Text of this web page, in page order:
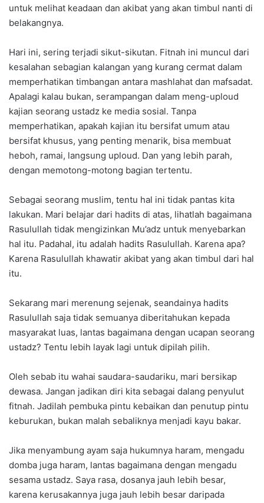
untuk melihat keadaan dan akibat yang akan timbul nanti di
belakangnya.
Hari ini, sering terjadi sikut-sikutan. Fitnah ini muncul dari
kesalahan sebagian kalangan yang kurang cermat dalam
memperhatikan timbangan antara mashlahat dan mafsadat.
Apalagi kalau bukan, serampangan dalam meng-uploud
kajian seorang ustadz ke media sosial. Tanpa
memperhatikan, apakah kajian itu bersifat umum atau
bersifat khusus, yang penting menarik, bisa membuat
heboh, ramai, langsung uploud. Dan yang lebih parah,
dengan memotong-motong bagian tertentu.
Sebagai seorang muslim, tentu hal ini tidak pantas kita
lakukan. Mari belajar dari hadits di atas, lihatlah bagaimana
Rasulullah tidak mengizinkan Mu’adz untuk menyebarkan
hal itu. Padahal, itu adalah hadits Rasulullah. Karena apa?
Karena Rasulullah khawatir akibat yang akan timbul dari hal
itu.
Sekarang mari merenung sejenak, seandainya hadits
Rasulullah saja tidak semuanya diberitahukan kepada
masyarakat luas, lantas bagaimana dengan ucapan seorang
ustadz? Tentu lebih layak lagi untuk dipilah pilih.
Oleh sebab itu wahai saudara-saudariku, mari bersikap
dewasa. Jangan jadikan diri kita sebagai dalang penyulut
fitnah. Jadilah pembuka pintu kebaikan dan penutup pintu
keburukan, bukan malah sebaliknya menjadi kayu bakar.
Jika menyambung ayam saja hukumnya haram, mengadu
domba juga haram, lantas bagaimana dengan mengadu
sesama ustadz. Saya rasa, dosanya jauh lebih besar,
karena kerusakannya juga jauh lebih besar daripada